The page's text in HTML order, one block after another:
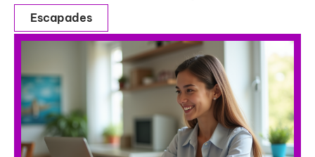
Escapades